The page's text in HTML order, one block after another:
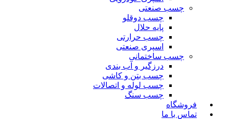
چسب صنعتی
چسب دوقلو
پایه حلال
چسب حرارتی
اسپری صنعتی
چسب ساختمانی
درزگیر و آب بندی
چسب بتن و کاشی
چسب لوله و اتصالات
چسب سنگ
فروشگاه
تماس با ما